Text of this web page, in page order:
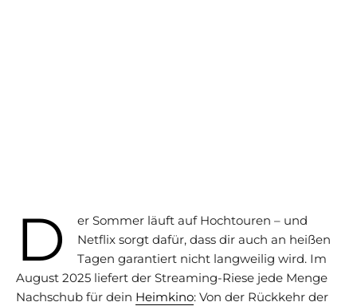
D
er Sommer läuft auf Hochtouren – und
Netflix sorgt dafür, dass dir auch an heißen
Tagen garantiert nicht langweilig wird. Im
August 2025 liefert der Streaming-Riese jede Menge
Nachschub für dein Heimkino: Von der Rückkehr der